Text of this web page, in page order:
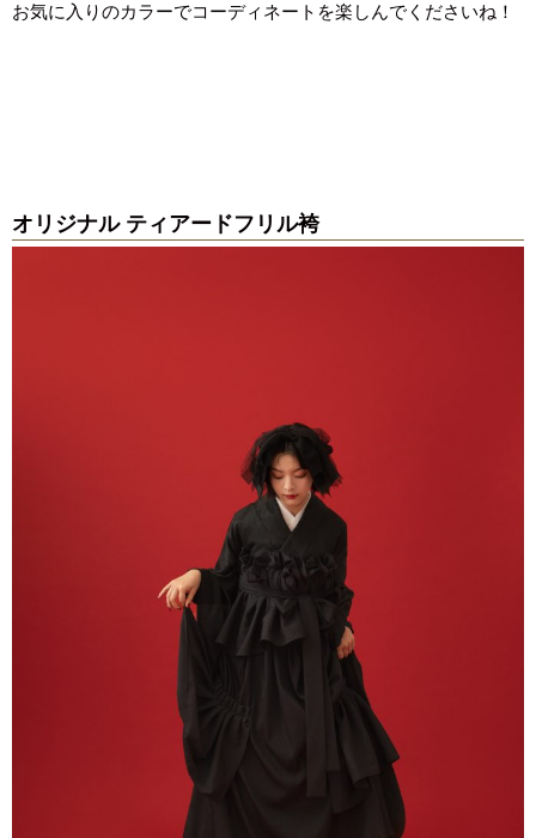
お気に入りのカラーでコーディネートを楽しんでくださいね！
オリジナル ティアードフリル袴